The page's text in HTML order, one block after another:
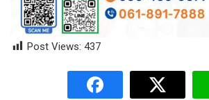
Post Views: 437